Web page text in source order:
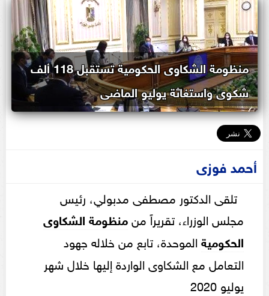
منظومة الشكاوى الحكومية تستقبل 118 ألف
شكوى واستغاثة يوليو الماضى
أحمد فوزى
تلقى الدكتور مصطفى مدبولي، رئيس
مجلس الوزراء، تقريراً منمنظومة الشكاوى
الحكومية الموحدة، تابع من خلاله جهود
التعامل مع الشكاوى الواردة إليها خلال شهر
يوليو 2020